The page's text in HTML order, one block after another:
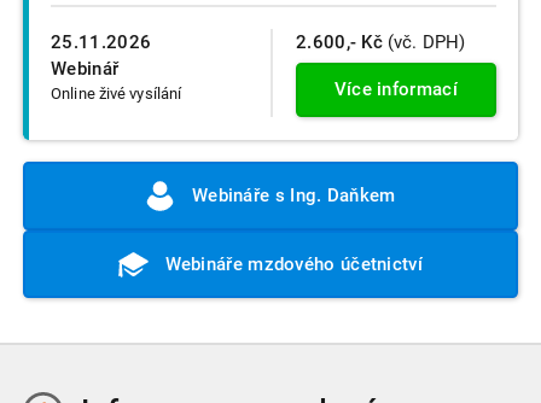
25.11.2026
Webinář
Online živé vysílání
2.600,- Kč (vč. DPH)
Více informací
Webináře s Ing. Daňkem
Webináře mzdového účetnictví